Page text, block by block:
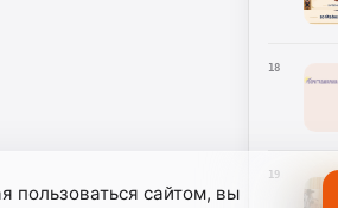
18
19
пользоваться сайтом, вы